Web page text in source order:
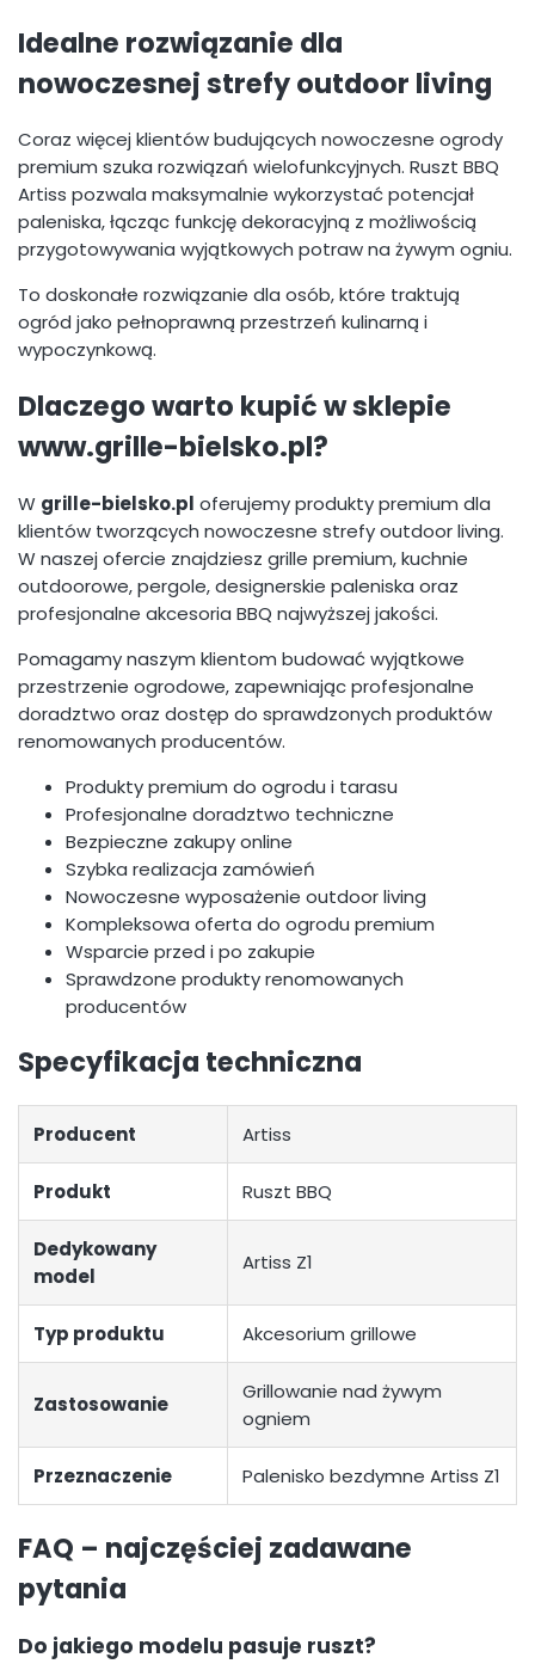
Idealne rozwiązanie dla
nowoczesnej strefy outdoor living
Coraz więcej klientów budujących nowoczesne ogrody
premium szuka rozwiązań wielofunkcyjnych. Ruszt BBQ
Artiss pozwala maksymalnie wykorzystać potencjał
paleniska, łącząc funkcję dekoracyjną z możliwością
przygotowywania wyjątkowych potraw na żywym ogniu.
To doskonałe rozwiązanie dla osób, które traktują
ogród jako pełnoprawną przestrzeń kulinarną i
wypoczynkową.
Dlaczego warto kupić w sklepie
www.grille-bielsko.pl?
W grille-bielsko.pl oferujemy produkty premium dla
klientów tworzących nowoczesne strefy outdoor living.
W naszej ofercie znajdziesz grille premium, kuchnie
outdoorowe, pergole, designerskie paleniska oraz
profesjonalne akcesoria BBQ najwyższej jakości.
Pomagamy naszym klientom budować wyjątkowe
przestrzenie ogrodowe, zapewniając profesjonalne
doradztwo oraz dostęp do sprawdzonych produktów
renomowanych producentów.
Produkty premium do ogrodu i tarasu
Profesjonalne doradztwo techniczne
Bezpieczne zakupy online
Szybka realizacja zamówień
Nowoczesne wyposażenie outdoor living
Kompleksowa oferta do ogrodu premium
Wsparcie przed i po zakupie
Sprawdzone produkty renomowanych
producentów
Specyfikacja techniczna
Producent Artiss
Produkt Ruszt BBQ
Dedykowany
model
Artiss Z1
Typ produktu Akcesorium grillowe
Zastosowanie
Grillowanie nad żywym
ogniem
Przeznaczenie Palenisko bezdymne Artiss Z1
FAQ – najczęściej zadawane
pytania
Do jakiego modelu pasuje ruszt?